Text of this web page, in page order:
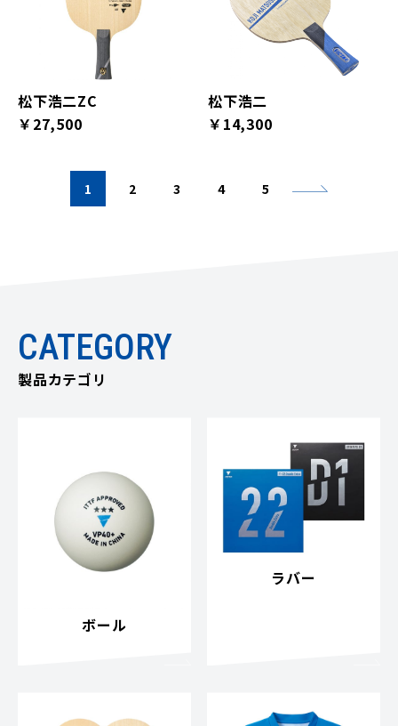
松下浩二ZC
￥27,500
松下浩二
￥14,300
1 2 3 4 5
CATEGORY
製品カテゴリ
ボール
ラバー